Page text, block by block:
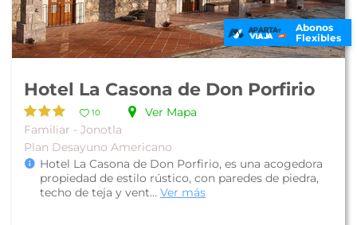
Abonos
Flexibles
Hotel La Casona de Don Porfirio
10
Ver Mapa
Familiar - Jonotla
Plan Desayuno Americano
Hotel La Casona de Don Porfirio, es una acogedora
propiedad de estilo rústico, con paredes de piedra,
techo de teja y vent... Ver más